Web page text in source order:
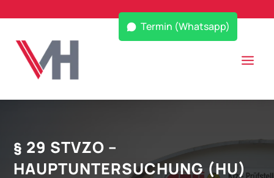
Termin (Whatsapp)
§ 29 STVZO –
HAUPTUNTERSUCHUNG (HU)